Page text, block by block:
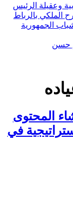
وعقيلة الرئيس
الملكي بالرباط
الجمهورية
حسن
المحتوى
في